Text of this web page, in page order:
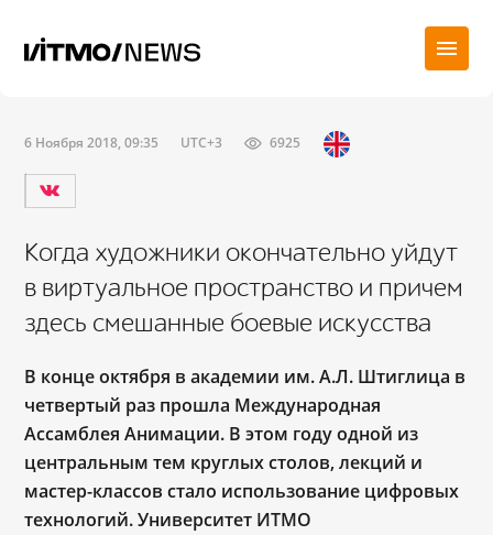
6 Ноября 2018, 09:35 UTC+3 6925
Когда художники окончательно уйдут
в виртуальное пространство и причем
здесь смешанные боевые искусства
В конце октября в академии им. А.Л. Штиглица в
четвертый раз прошла Международная
Ассамблея Анимации. В этом году одной из
центральным тем круглых столов, лекций и
мастер-классов стало использование цифровых
технологий. Университет ИТМО